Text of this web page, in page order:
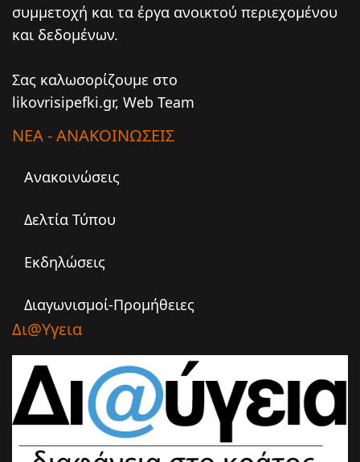
συμμετοχή και τα έργα ανοικτού περιεχομένου
και δεδομένων.
Σας καλωσορίζουμε στο
likovrisipefki.gr, Web Team
ΝΕΑ - ΑΝΑΚΟΙΝΩΣΕΙΣ
Ανακοινώσεις
Δελτία Τύπου
Εκδηλώσεις
Διαγωνισμοί-Προμήθειες
Δι@υγεια